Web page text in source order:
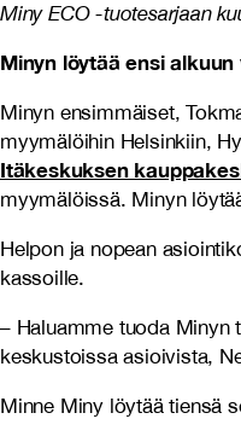
Miny ECO -tuotesarjaan
Minyn löytää ensi
Minyn ensimmäiset,
myymälöihin Helsinkiin,
Itäkeskuksen
myymälöissä. Minyn
Helpon ja nopean
kassoille.
– Haluamme tuoda Minyn
keskustoissa asioivista,
Minne Miny löytää tiensä